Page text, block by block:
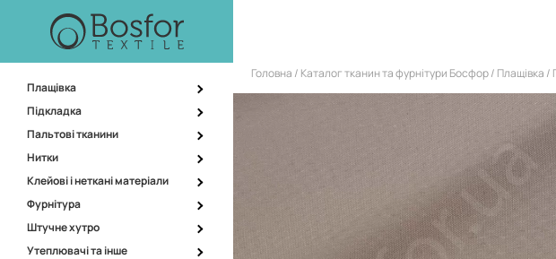
Плащівка
Підкладка
Пальтові тканини
Нитки
Клейові і неткані матеріали
Фурнітура
Штучне хутро
Утеплювачі та інше
Головна Каталог тканин та фурнітури Босфор Плащівка